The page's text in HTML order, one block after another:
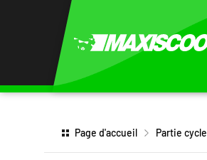
Page d'accueil Partie cycle